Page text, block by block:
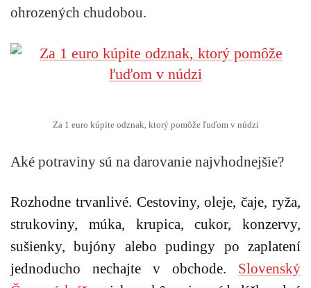
ohrozených chudobou.
Za 1 euro kúpite odznak, ktorý pomôže ľuďom v núdzi
Aké potraviny sú na darovanie najvhodnejšie?
Rozhodne trvanlivé. Cestoviny, oleje, čaje, ryža,
strukoviny, múka, krupica, cukor, konzervy,
sušienky, bujóny alebo pudingy po zaplatení
jednoducho nechajte v obchode. Slovenský